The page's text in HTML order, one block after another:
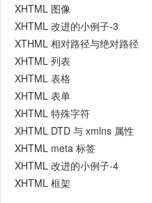
XHTML 图像
XHTML 改进的小例子-3
XTHML 相对路径与绝对路径
XHTML 列表
XHTML 表格
XHTML 表单
XHTML 特殊字符
XHTML DTD 与 xmlns 属性
XHTML meta 标签
XHTML 改进的小例子-4
XHTML 框架